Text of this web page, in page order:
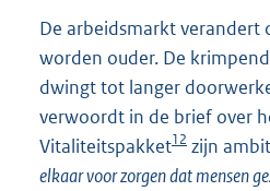
De arbeidsmarkt verandert
worden ouder. De
dwingt tot langer
verwoordt in de brief over
Vitaliteitspakket12 zijn
elkaar voor zorgen dat mensen